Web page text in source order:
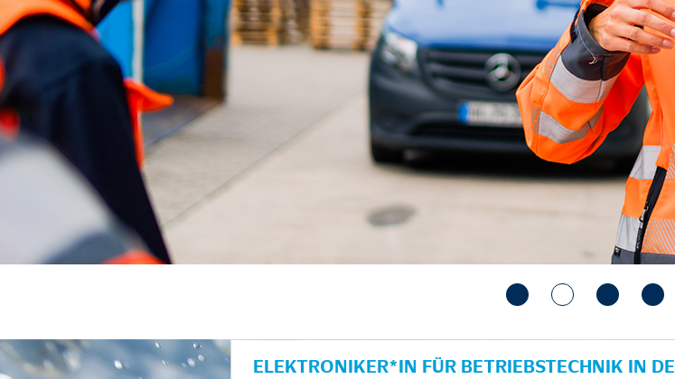
ELEKTRONIKER*IN FÜR BETRIEBSTECHNIK IN